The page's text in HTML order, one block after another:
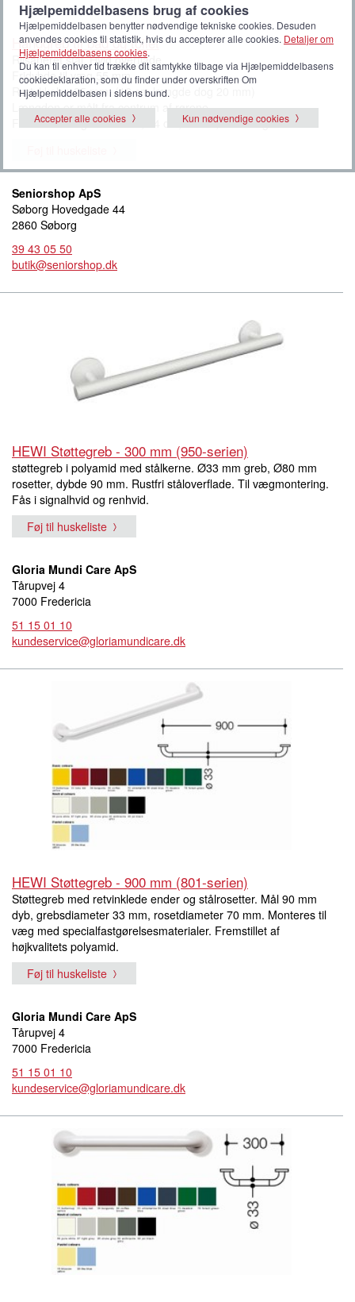
Håndgreb til bad og toilet
Rilsaneret stål. Hvid overflade.
Fridybde til væg 55 mm.
Rørtykkelse 25 mm. (16 cm længde dog 20 mm)
Længden er målt fra centrum af rørene.
Fås i fem længder: 16 cm, 24 cm, 30 cm, 40 cm og 60 m.
Seniorshop ApS
Søborg Hovedgade 44
2860 Søborg
39 43 05 50
butik@seniorshop.dk
HEWI Støttegreb - 300 mm (950-serien)
støttegreb i polyamid med stålkerne. Ø33 mm greb, Ø80 mm
rosetter, dybde 90 mm. Rustfri ståloverflade. Til vægmontering.
Fås i signalhvid og renhvid.
Føj til huskeliste
Gloria Mundi Care ApS
Tårupvej 4
7000 Fredericia
51 15 01 10
kundeservice@gloriamundicare.dk
HEWI Støttegreb - 900 mm (801-serien)
Støttegreb med retvinklede ender og stålrosetter. Mål 90 mm
dyb, grebsdiameter 33 mm, rosetdiameter 70 mm. Monteres til
væg med specialfastgørelsesmaterialer. Fremstillet af
højkvalitets polyamid.
Føj til huskeliste
Gloria Mundi Care ApS
Tårupvej 4
7000 Fredericia
51 15 01 10
kundeservice@gloriamundicare.dk
Hjælpemiddelbasens brug af cookies
Hjælpemiddelbasen benytter nødvendige tekniske cookies. Desuden
anvendes cookies til statistik, hvis du accepterer alle cookies. Detaljer om
Hjælpemiddelbasens cookies.
Du kan til enhver tid trække dit samtykke tilbage via Hjælpemiddelbasens
cookiedeklaration, som du finder under overskriften Om
Hjælpemiddelbasen i sidens bund.
Accepter alle cookies
Kun nødvendige cookies